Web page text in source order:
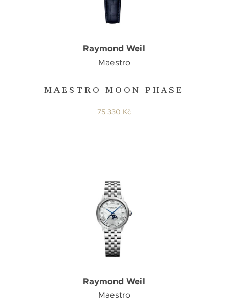
MAESTRO MOON PHASE
Raymond Weil
Maestro
75 330 Kč
Raymond Weil
Maestro